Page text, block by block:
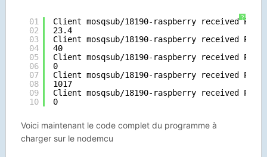
?
01
02
03
04
05
06
07
08
09
10
Client mosqsub/18190-raspberry
received
23.4
Client mosqsub/18190-raspberry
received
40
Client mosqsub/18190-raspberry
received
0
Client mosqsub/18190-raspberry
received
1017
Client mosqsub/18190-raspberry
received
0
Voici maintenant le code complet du programme à
charger sur le nodemcu